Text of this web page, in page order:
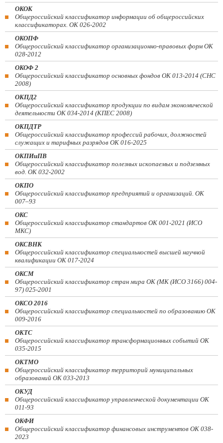
ОКОК
Общероссийский классификатор информации об общероссийских
классификаторах. ОК 026-2002
ОКОПФ
Общероссийский классификатор организационно-правовых форм ОК
028-2012
ОКОФ 2
Общероссийский классификатор основных фондов ОК 013-2014 (СНС
2008)
ОКПД2
Общероссийский классификатор продукции по видам экономической
деятельности ОК 034-2014 (КПЕС 2008)
ОКПДТР
Общероссийский классификатор профессий рабочих, должностей
служащих и тарифных разрядов ОК 016-2025
ОКПИиПВ
Общероссийский классификатор полезных ископаемых и подземных
вод. ОК 032-2002
ОКПО
Общероссийский классификатор предприятий и организаций. ОК
007–93
ОКС
Общероссийский классификатор стандартов ОК 001-2021 (ИСО
МКС)
ОКСВНК
Общероссийский классификатор специальностей высшей научной
квалификации ОК 017-2024
ОКСМ
Общероссийский классификатор стран мира ОК (МК (ИСО 3166) 004-
97) 025-2001
ОКСО 2016
Общероссийский классификатор специальностей по образованию ОК
009-2016
ОКТС
Общероссийский классификатор трансформационных событий ОК
035-2015
ОКТМО
Общероссийский классификатор территорий муниципальных
образований ОК 033-2013
ОКУД
Общероссийский классификатор управленческой документации ОК
011-93
ОКФИ
Общероссийский классификатор финансовых инструментов OK 038-
2023